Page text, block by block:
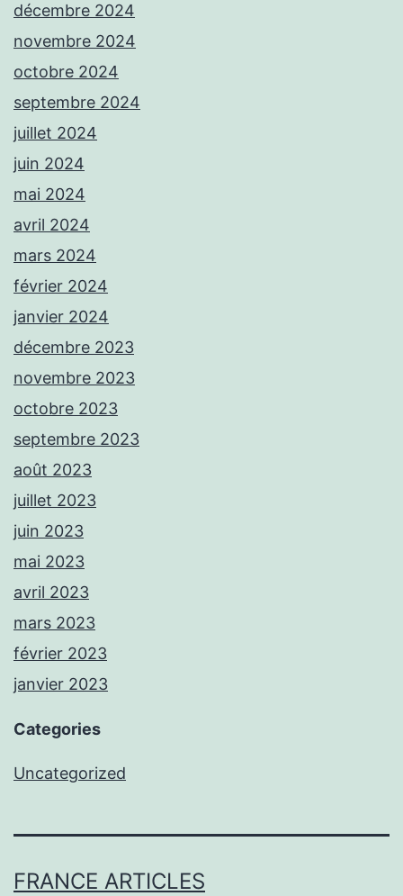
décembre 2024
novembre 2024
octobre 2024
septembre 2024
juillet 2024
juin 2024
mai 2024
avril 2024
mars 2024
février 2024
janvier 2024
décembre 2023
novembre 2023
octobre 2023
septembre 2023
août 2023
juillet 2023
juin 2023
mai 2023
avril 2023
mars 2023
février 2023
janvier 2023
Categories
Uncategorized
FRANCE ARTICLES